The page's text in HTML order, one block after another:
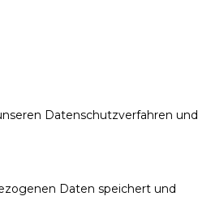
Datenschutzverfahren und
Daten speichert und